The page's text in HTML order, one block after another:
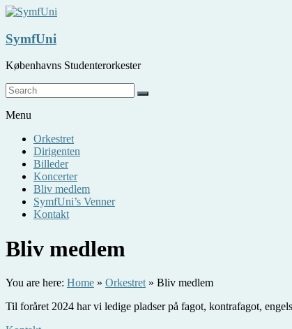
Skip
content
SymfUni
Københavns Studenterorkester
Menu
Orkestret
Dirigenten
Billeder
Koncerter
Bliv medlem
SymfUni’s Venner
Kontakt
Bliv medlem
You are here: Home » Orkestret » Bliv medlem
Til foråret 2024 har vi ledige pladser på fagot, kontrafagot,